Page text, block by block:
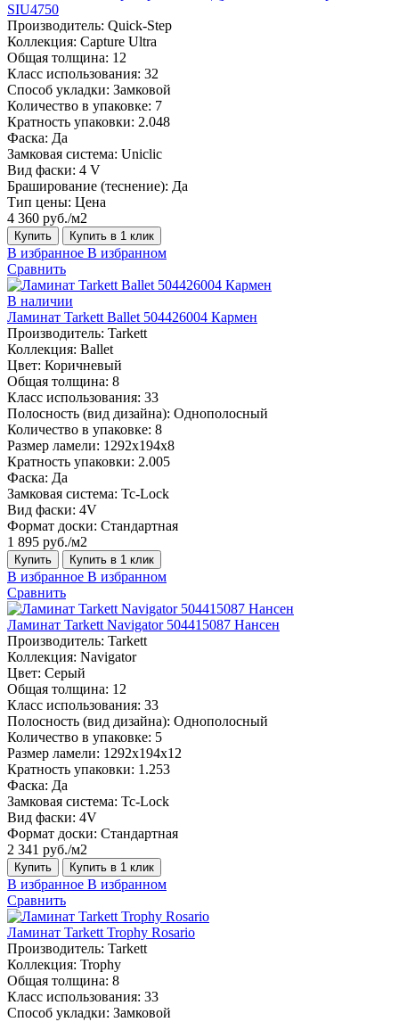
SIU4750
Производитель: Quick-Step
Коллекция: Capture Ultra
Общая толщина: 12
Класс использования: 32
Способ укладки: Замковой
Количество в упаковке: 7
Кратность упаковки: 2.048
Фаска: Да
Замковая система: Uniclic
Вид фаски: 4 V
Браширование (теснение): Да
Тип цены: Цена
4 360 руб./м2
Купить Купить в 1 клик
В избранное В избранном
Сравнить
В наличии
Ламинат Tarkett Ballet 504426004 Кармен
Производитель: Tarkett
Коллекция: Ballet
Цвет: Коричневый
Общая толщина: 8
Класс использования: 33
Полосность (вид дизайна): Однополосный
Количество в упаковке: 8
Размер ламели: 1292х194х8
Кратность упаковки: 2.005
Фаска: Да
Замковая система: Tc-Lock
Вид фаски: 4V
Формат доски: Стандартная
1 895 руб./м2
Купить Купить в 1 клик
В избранное В избранном
Сравнить
Ламинат Tarkett Navigator 504415087 Нансен
Производитель: Tarkett
Коллекция: Navigator
Цвет: Серый
Общая толщина: 12
Класс использования: 33
Полосность (вид дизайна): Однополосный
Количество в упаковке: 5
Размер ламели: 1292х194х12
Кратность упаковки: 1.253
Фаска: Да
Замковая система: Tc-Lock
Вид фаски: 4V
Формат доски: Стандартная
2 341 руб./м2
Купить Купить в 1 клик
В избранное В избранном
Сравнить
Ламинат Tarkett Trophy Rosario
Производитель: Tarkett
Коллекция: Trophy
Общая толщина: 8
Класс использования: 33
Способ укладки: Замковой